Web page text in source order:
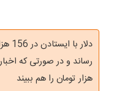
هزار تومان را هم ببیند